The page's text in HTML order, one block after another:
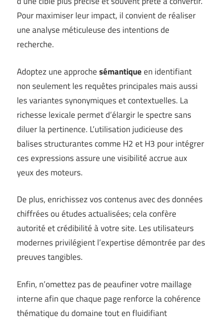
Pour maximiser leur impact, il convient de réaliser
une analyse méticuleuse des intentions de
recherche.
Adoptez une approchesémantiqueen identifiant
non seulement les requêtes principales mais aussi
les variantes synonymiques et contextuelles. La
richesse lexicale permet d’élargir le spectre sans
diluer la pertinence. L’utilisation judicieuse des
balises structurantes comme H2 et H3 pour intégrer
ces expressions assure une visibilité accrue aux
yeux des moteurs.
De plus, enrichissez vos contenus avec des données
chiffrées ou études actualisées; cela confère
autorité et crédibilité à votre site. Les utilisateurs
modernes privilégient l’expertise démontrée par des
preuves tangibles.
Enfin, n’omettez pas de peaufiner votre maillage
interne afin que chaque page renforce la cohérence
thématique du domaine tout en fluidifiant